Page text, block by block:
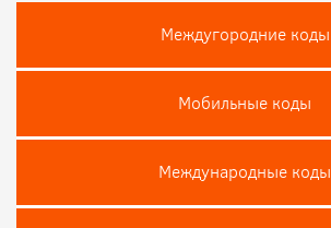
Междугородние коды
Мобильные коды
Международные коды